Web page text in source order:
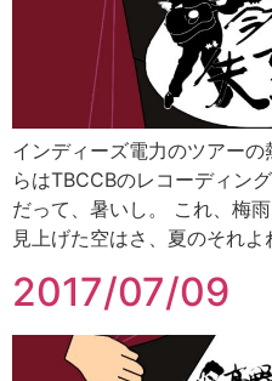
インディーズ電力のツアー
らはTBCCBのレコーディン
だって、暑いし。 これ、梅
見上げた空はさ、夏のそれ
2017/07/09